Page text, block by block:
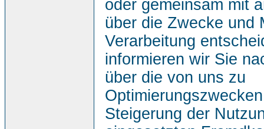
oder gemeinsam mit
über die Zwecke und
Verarbeitung
informieren wir Sie
über die von uns zu
Steigerung der